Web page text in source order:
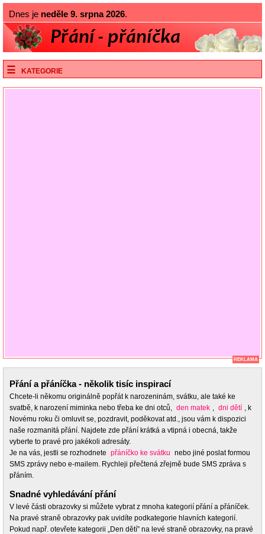
Dnes je neděle 9. srpna 2026.
KATEGORIE
REKLAMA
Přání a přáníčka - několik tisíc inspirací
Chcete-li někomu originálně popřát k narozeninám, svátku, ale také ke
svatbě, k narození miminka nebo třeba ke dni otců, den matek , dni dětí , k
Novému roku či omluvit se, pozdravit, poděkovat atd., jsou vám k dispozici
naše rozmanitá přání. Najdete zde přání krátká a vtipná i obecná, takže
vyberte to pravé pro jakékoli adresáty.
Je na vás, jestli se rozhodnete přáníčko ke svátku nebo jiné poslat formou
SMS zprávy nebo e-mailem. Rychleji přečtená zřejmě bude SMS zpráva s
přáním.
Snadné vyhledávání přání
V levé části obrazovky si můžete vybrat z mnoha kategorií přání a přáníček.
Na pravé straně obrazovky pak uvidíte podkategorie hlavních kategorií.
Pokud např. otevřete kategorii „Den dětí” na levé straně obrazovky, na pravé